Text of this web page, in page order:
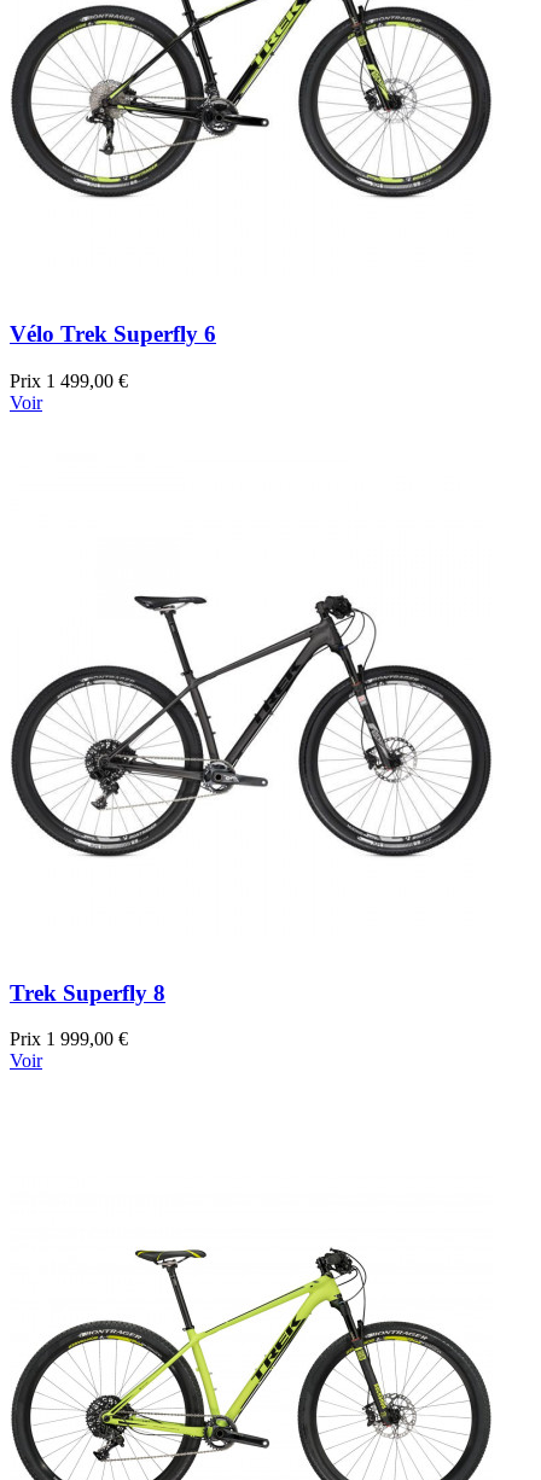
Vélo Trek Superfly 6
Prix 1 499,00 €
Voir
Trek Superfly 8
Prix 1 999,00 €
Voir